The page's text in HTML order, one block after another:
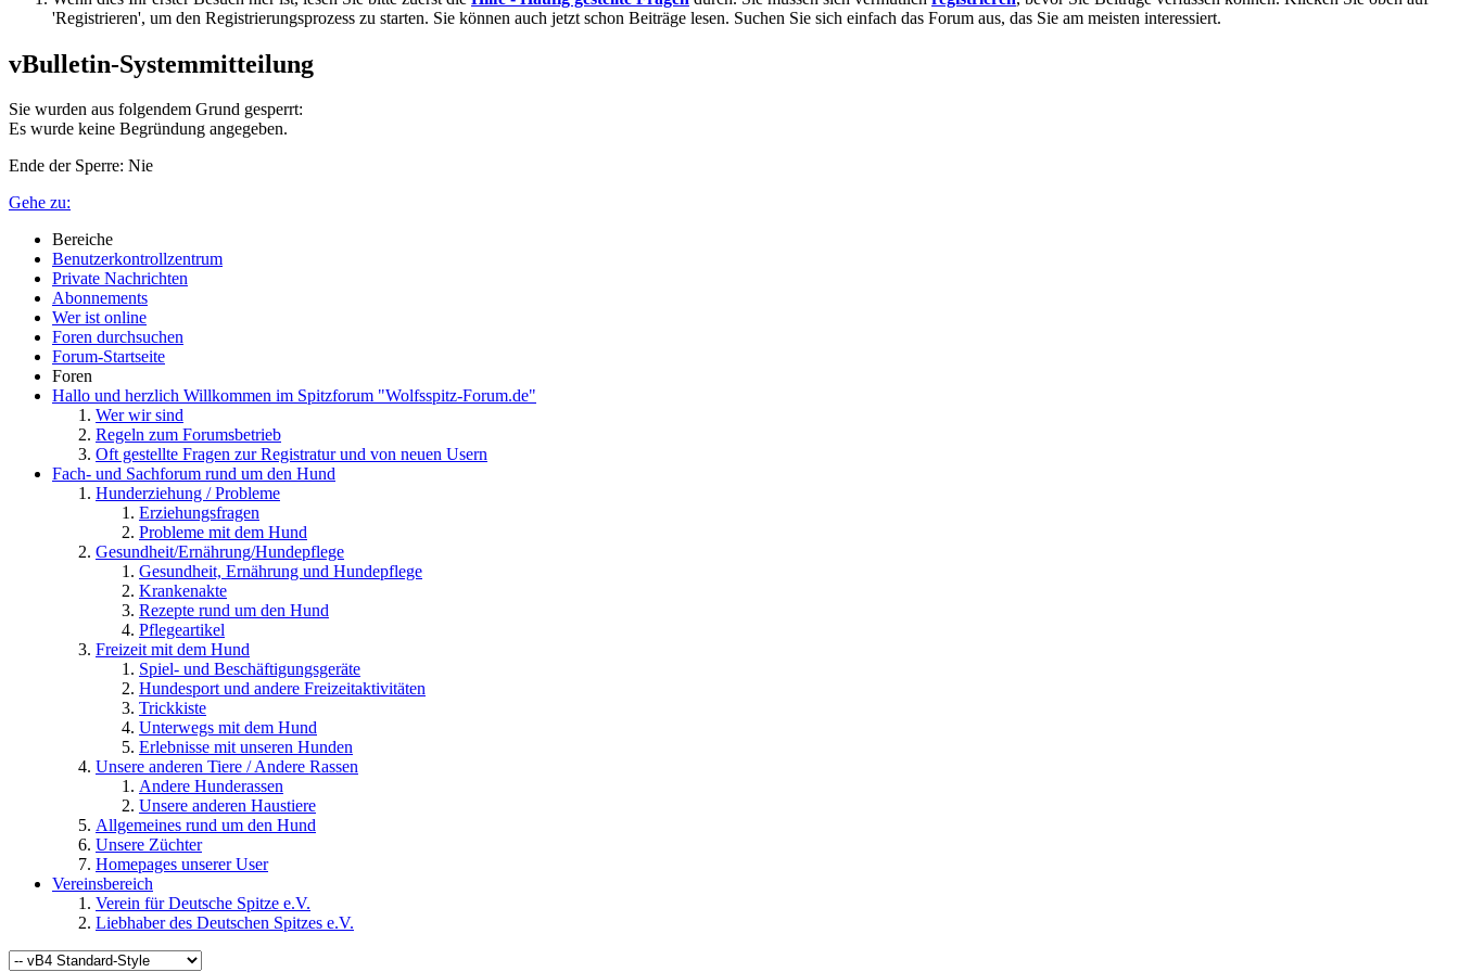
'Registrieren', um den Registrierungsprozess zu starten. Sie können auch jetzt schon Beiträge lesen. Suchen Sie sich einfach das Forum aus, das Sie am meisten interessiert.
vBulletin-Systemmitteilung
Sie wurden aus folgendem Grund gesperrt:
Es wurde keine Begründung angegeben.
Ende der Sperre: Nie
Gehe zu:
Bereiche
Benutzerkontrollzentrum
Private Nachrichten
Abonnements
Wer ist online
Foren durchsuchen
Forum-Startseite
Foren
Hallo und herzlich Willkommen im Spitzforum "Wolfsspitz-Forum.de"
Wer wir sind
Regeln zum Forumsbetrieb
Oft gestellte Fragen zur Registratur und von neuen Usern
Fach- und Sachforum rund um den Hund
Hunderziehung / Probleme
Erziehungsfragen
Probleme mit dem Hund
Gesundheit/Ernährung/Hundepflege
Gesundheit, Ernährung und Hundepflege
Krankenakte
Rezepte rund um den Hund
Pflegeartikel
Freizeit mit dem Hund
Spiel- und Beschäftigungsgeräte
Hundesport und andere Freizeitaktivitäten
Trickkiste
Unterwegs mit dem Hund
Erlebnisse mit unseren Hunden
Unsere anderen Tiere / Andere Rassen
Andere Hunderassen
Unsere anderen Haustiere
Allgemeines rund um den Hund
Unsere Züchter
Homepages unserer User
Vereinsbereich
Verein für Deutsche Spitze e.V.
Liebhaber des Deutschen Spitzes e.V.